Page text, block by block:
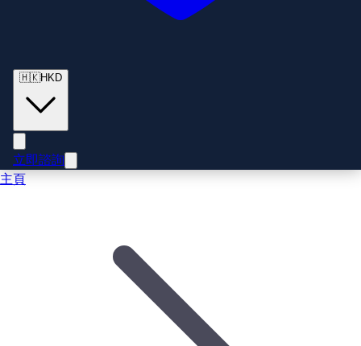
🇭🇰HKD
立即諮詢
主頁